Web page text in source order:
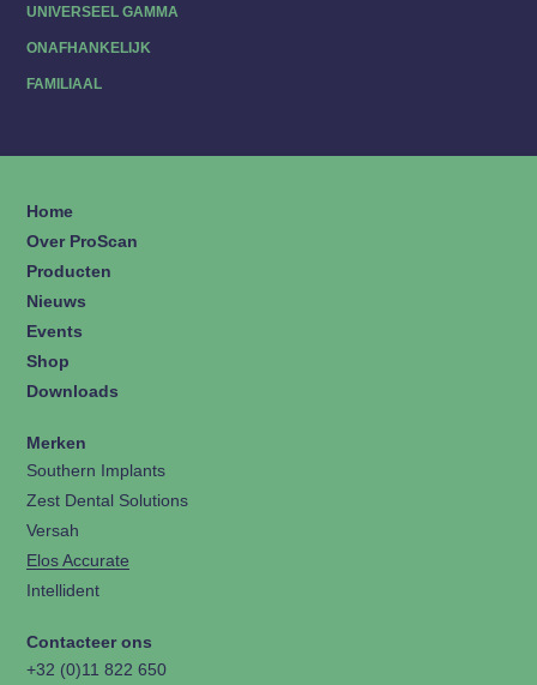
UNIVERSEEL GAMMA
ONAFHANKELIJK
FAMILIAAL
Home
Over ProScan
Producten
Nieuws
Events
Shop
Downloads
Merken
Southern Implants
Zest Dental Solutions
Versah
Elos Accurate
Intellident
Contacteer ons
+32 (0)11 822 650